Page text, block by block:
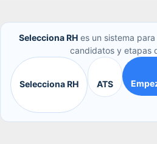
Selecciona RHes un sistema
candidatos y etapas
Selecciona RH ATS